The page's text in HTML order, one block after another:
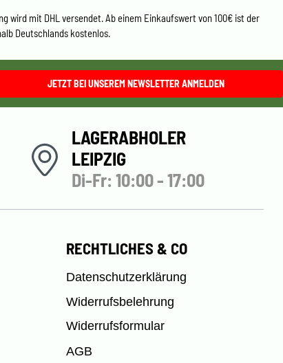
wird mit DHL versendet. Ab einem Einkaufswert von 100€ ist der
Deutschlands kostenlos.
JETZT BEI UNSEREM NEWSLETTER ANMELDEN
LAGERABHOLER
LEIPZIG
Di-Fr: 10:00 - 17:00
RECHTLICHES & CO
Datenschutzerklärung
Widerrufsbelehrung
Widerrufsformular
AGB